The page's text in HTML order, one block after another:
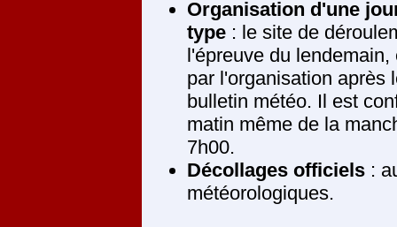
Organisation d'une
type : le site de
l'épreuve du lendemain,
par l'organisation après
bulletin météo. Il est
matin même de la
7h00.
Décollages officiels :
météorologiques.